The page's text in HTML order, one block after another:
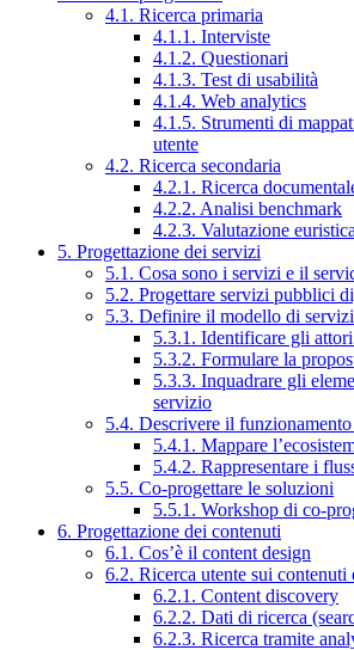
4.1. Ricerca primaria
4.1.1. Interviste
4.1.2. Questionari
4.1.3. Test di usabilità
4.1.4. Web analytics
4.1.5. Strumenti di
utente
4.2. Ricerca secondaria
4.2.1. Ricerca
4.2.2. Analisi benchmark
4.2.3. Valutazione euristica
5. Progettazione dei servizi
5.1. Cosa sono i servizi e il
5.2. Progettare servizi pubblici
5.3. Definire il modello di
5.3.1. Identificare gli
5.3.2. Formulare la
5.3.3. Inquadrare gli
servizio
5.4. Descrivere il
5.4.1. Mappare
5.4.2. Rappresentare i
5.5. Co-progettare le soluzioni
5.5.1. Workshop di co-
6. Progettazione dei contenuti
6.1. Cos’è il content design
6.2. Ricerca utente sui
6.2.1. Content discovery
6.2.2. Dati di ricerca
6.2.3. Ricerca tramite